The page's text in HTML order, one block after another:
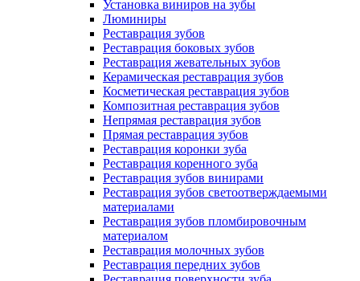
Установка виниров на зубы
Люминиры
Реставрация зубов
Реставрация боковых зубов
Реставрация жевательных зубов
Керамическая реставрация зубов
Косметическая реставрация зубов
Композитная реставрация зубов
Непрямая реставрация зубов
Прямая реставрация зубов
Реставрация коронки зуба
Реставрация коренного зуба
Реставрация зубов винирами
Реставрация зубов светоотверждаемыми
материалами
Реставрация зубов пломбировочным
материалом
Реставрация молочных зубов
Реставрация передних зубов